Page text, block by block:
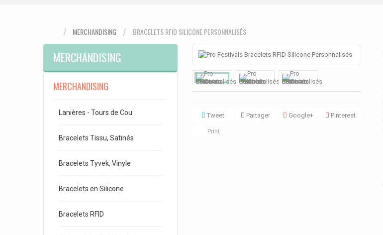
MERCHANDISING BRACELETS RFID SILICONE PERSONNALISÉS
MERCHANDISING
MERCHANDISING
Lanières - Tours de Cou
Bracelets Tissu, Satinés
Bracelets Tyvek, Vinyle
Bracelets en Silicone
Bracelets RFID
Tweet Partager Google+ Pinterest
Print